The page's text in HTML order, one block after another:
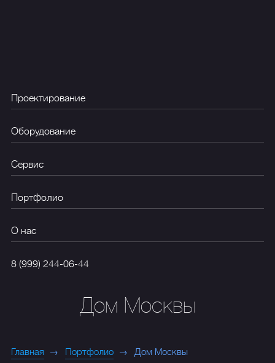
Проектирование
Оборудование
Сервис
Портфолио
О нас
8 (999) 244-06-44
Дом Москвы
Главная Портфолио Дом Москвы